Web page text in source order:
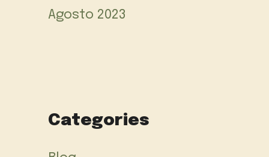
Agosto 2023
Categories